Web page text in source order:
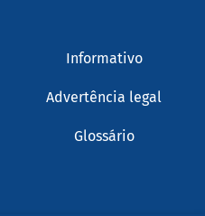
Informativo
Advertência legal
Glossário